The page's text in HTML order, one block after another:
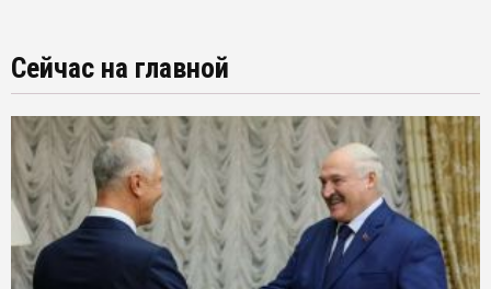
Сейчас на главной